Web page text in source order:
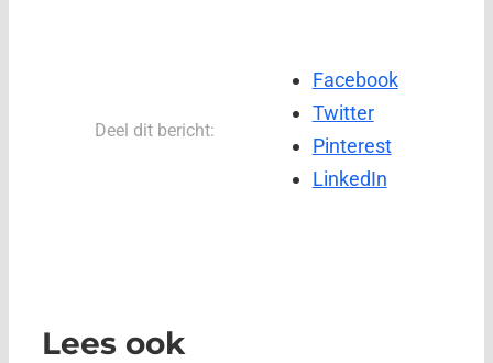
Deel dit bericht:
Facebook
Twitter
Pinterest
LinkedIn
Lees ook